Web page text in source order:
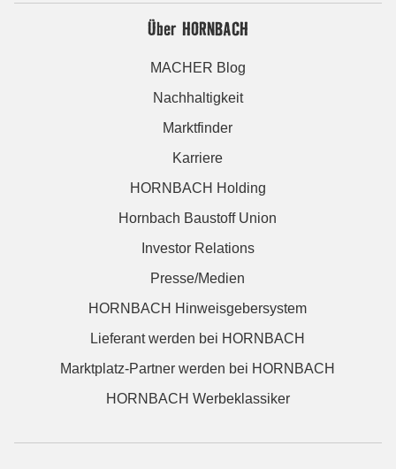
Über HORNBACH
MACHER Blog
Nachhaltigkeit
Marktfinder
Karriere
HORNBACH Holding
Hornbach Baustoff Union
Investor Relations
Presse/Medien
HORNBACH Hinweisgebersystem
Lieferant werden bei HORNBACH
Marktplatz-Partner werden bei HORNBACH
HORNBACH Werbeklassiker